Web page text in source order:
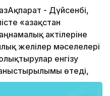
- Дүйсенбі,
«Қазақстан
актілеріне
желілер мәселелері
енгізу
өтеді,